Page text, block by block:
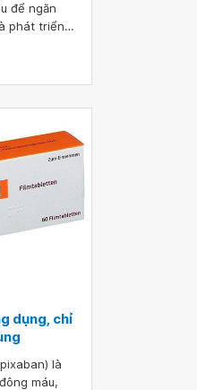
để ngăn
phát triển
quỵ và
chống đông
khi sử
dụng, chỉ
là
máu,